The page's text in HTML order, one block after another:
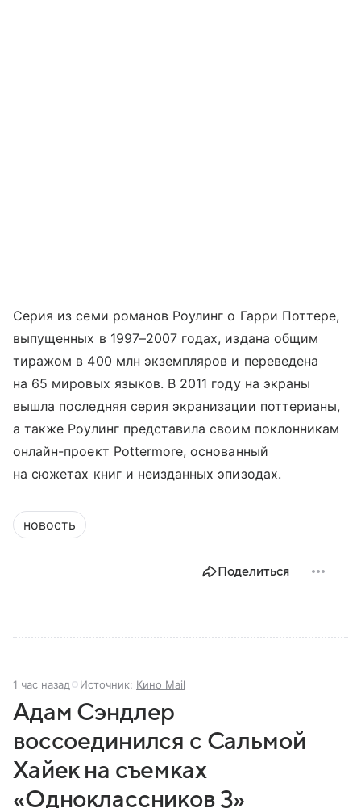
Серия из семи романов Роулинг о Гарри Поттере,
выпущенных в 1997–2007 годах, издана общим
тиражом в 400 млн экземпляров и переведена
на 65 мировых языков. В 2011 году на экраны
вышла последняя серия экранизации поттерианы,
а также Роулинг представила своим поклонникам
онлайн-проект Pottermore, основанный
на сюжетах книг и неизданных эпизодах.
новость
Поделиться
1 час назад Источник: Кино Mail
Адам Сэндлер
воссоединился с Сальмой
Хайек на съемках
«Одноклассников 3»